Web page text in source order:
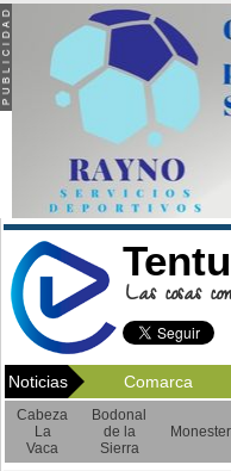
Las cosas
Noticias Comarca
Cabeza
La
Vaca
Bodonal
de la
Sierra